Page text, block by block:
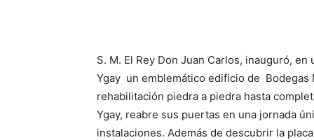
S. M. El Rey Don Juan Carlos, inauguró,
Ygay un emblemático edificio de Bodegas
rehabilitación piedra a piedra hasta
Ygay, reabre sus puertas en una jornada
instalaciones. Además de descubrir la